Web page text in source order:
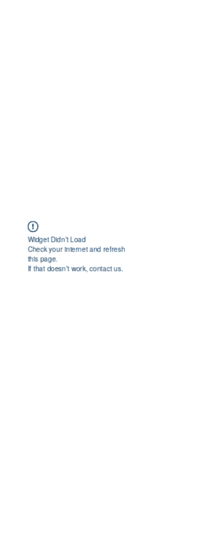
Widget Didn’t Load
Check your internet and refresh
this page.
If that doesn’t work, contact us.